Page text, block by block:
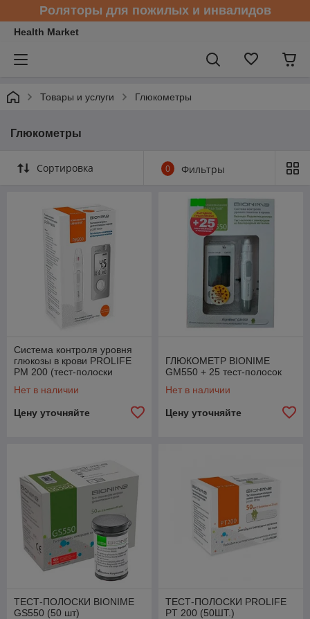
Роляторы для пожилых и инвалидов
Health Market
Товары и услуги Глюкометры
Глюкометры
Сортировка 0 Фильтры
Система контроля уровня
глюкозы в крови PROLIFE
PM 200 (тест-полоски
уп))
Нет в наличии
Цену уточняйте
ГЛЮКОМЕТР BIONIME
GM550 + 25 тест-полосок
Нет в наличии
Цену уточняйте
ТЕСТ-ПОЛОСКИ BIONIME
GS550 (50 шт)
ТЕСТ-ПОЛОСКИ PROLIFE
PT 200 (50ШТ.)